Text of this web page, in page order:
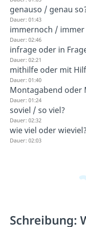
genauso / genau
Dauer: 01:43
immernoch / immer
Dauer: 02:46
infrage oder in
Dauer: 02:21
mithilfe oder mit
Dauer: 01:40
Montagabend oder
Dauer: 01:24
soviel / so viel?
Dauer: 02:32
wie viel oder wieviel?
Dauer: 02:03
Schreibung: